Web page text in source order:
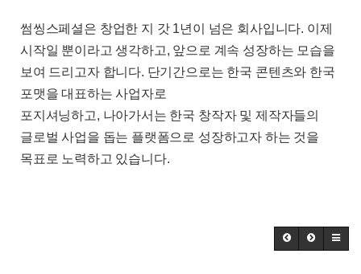
썸씽스페셜은 창업한 지 갓 1년이 넘은 회사입니다. 이제
시작일 뿐이라고 생각하고, 앞으로 계속 성장하는 모습을
보여 드리고자 합니다. 단기간으로는 한국 콘텐츠와 한국
포맷을 대표하는 사업자로
포지셔닝하고, 나아가서는 한국 창작자 및 제작자들의
글로벌 사업을 돕는 플랫폼으로 성장하고자 하는 것을
목표로 노력하고 있습니다.